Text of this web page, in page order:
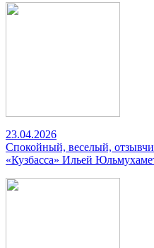
23.04.2026
Спокойный, веселый,
«Кузбасса» Ильей